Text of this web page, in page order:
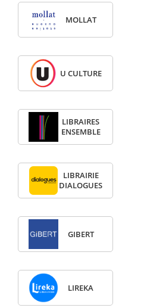
MOLLAT
U CULTURE
LIBRAIRES
ENSEMBLE
LIBRAIRIE
DIALOGUES
GIBERT
LIREKA